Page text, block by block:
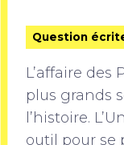
Question
L’affaire des
plus grands
l’histoire.
outil pour se